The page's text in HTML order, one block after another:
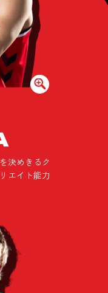
決めきるク
エイト能力